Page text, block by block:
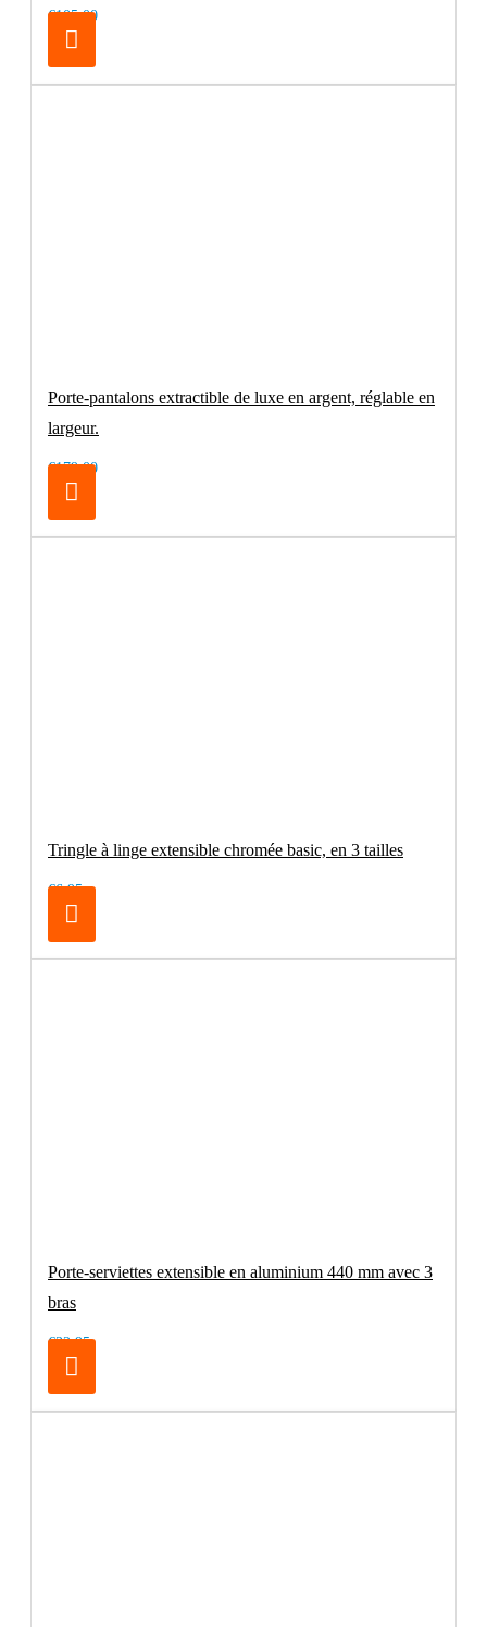
€105.00
Porte-pantalons extractible de luxe en argent, réglable en
largeur.
€179.00
Tringle à linge extensible chromée basic, en 3 tailles
€6.95
Porte-serviettes extensible en aluminium 440 mm avec 3
bras
€32.95